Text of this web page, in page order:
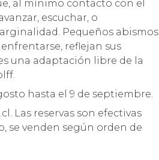
escuchar, o
Pequeños abismos
reflejan sus
una adaptación libre de la
hasta el 9 de septiembre.
Las reservas son efectivas
se venden según orden de